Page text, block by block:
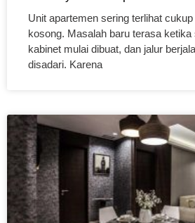
Unit apartemen sering terlihat
kosong. Masalah baru terasa ketika
kabinet mulai dibuat, dan jalur
disadari. Karena